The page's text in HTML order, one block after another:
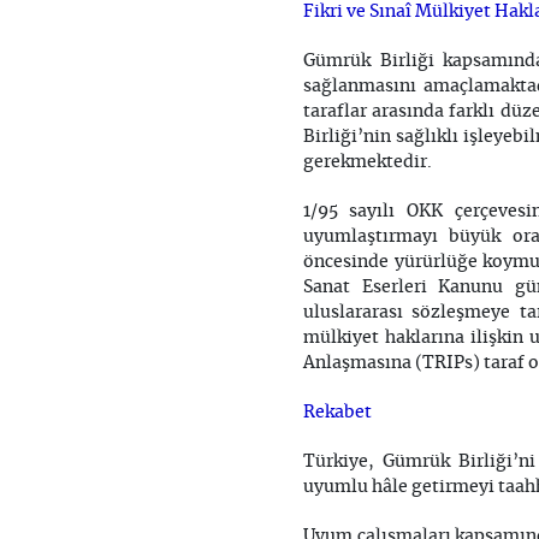
Fikri ve Sınaî Mülkiyet
Gümrük Birliği
sağlanmasını
taraflar arasında farklı
Birliği’nin sağlıklı
gerekmektedir.
1/95 sayılı OKK
uyumlaştırmayı büyük
öncesinde yürürlüğe
Sanat Eserleri Kanunu
uluslararası sözleşmeye
mülkiyet haklarına ilişkin
Anlaşmasına (TRIPs)
Rekabet
Türkiye, Gümrük Birliği’ni
uyumlu hâle getirmeyi